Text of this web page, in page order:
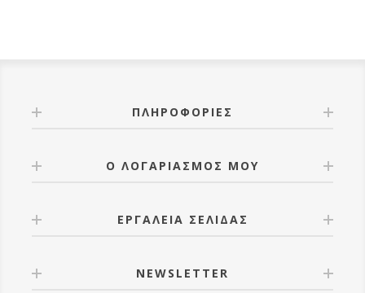
ΠΛΗΡΟΦΟΡΊΕΣ
Ο ΛΟΓΑΡΙΑΣΜΌΣ ΜΟΥ
ΕΡΓΑΛΕΊΑ ΣΕΛΊΔΑΣ
NEWSLETTER